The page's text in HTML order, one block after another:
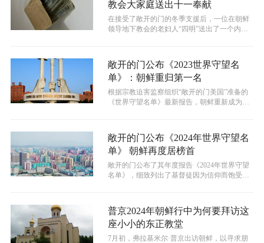
教会大家庭送出十一奉献
在接受了敞开的门的冬季支援后，一位在朝鲜
领导地下教会的老妇人“四明”送出了一个内有
敞开的门公布《2023世界守望名
单》：朝鲜重归第一名
根据宗教迫害监察组织“敞开的门美国”准备的
《世界守望名单》最新报告，朝鲜重新成为世
敞开的门公布《2024年世界守望名
单》 朝鲜再度居榜首
敞开的门公布了其年度报告《2024年世界守望
名单》，细致列出了基督徒因为信仰而饱受痛
普京2024年朝鲜行中为何要拜访这
座小小的东正教堂
7月初，弗拉基米尔·普京出访朝鲜，以寻求朋